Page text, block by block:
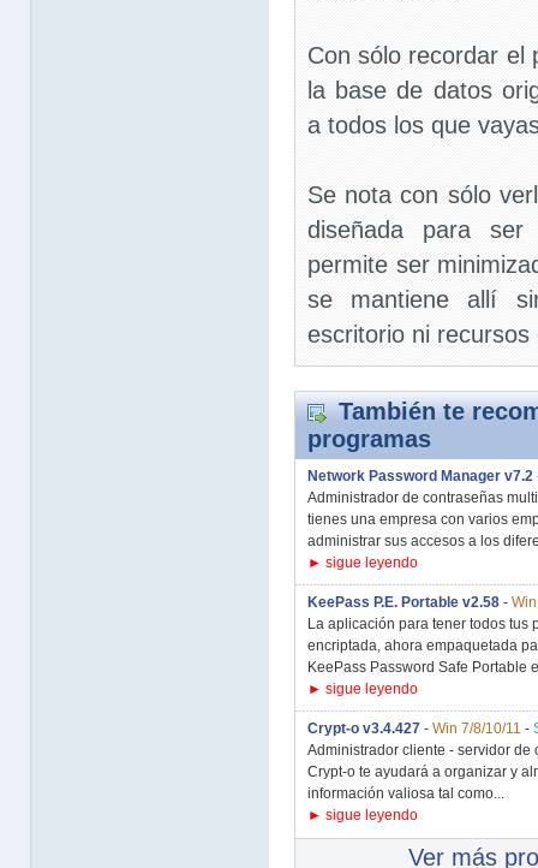
Con sólo recordar el
la base de datos
a todos los que
Se nota con sólo
diseñada para ser
permite ser
se mantiene allí
escritorio ni recursos
También te
programas
Network Password Manager v7.2
Administrador de contraseñas
tienes una empresa con varios
administrar sus accesos a los
► sigue leyendo
KeePass P.E. Portable v2.58 -
La aplicación para tener todos tus
encriptada, ahora empaquetada
KeePass Password Safe Portable
► sigue leyendo
Crypt-o v3.4.427 - Win 7/8/10/11 -
Administrador cliente - servidor
Crypt-o te ayudará a organizar y
información valiosa tal como...
► sigue leyendo
Ver más